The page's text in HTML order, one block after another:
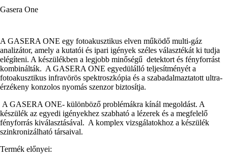
Gasera One
A GASERA ONE egy fotoakusztikus elven működő multi-gáz
analizátor, amely a kutatói és ipari igények széles választékát ki tudja
elégíteni. A készülékben a legjobb minőségű detektort és fényforrást
kombinálták. A GASERA ONE egyedülálló teljesítményét a
fotoakusztikus infravörös spektroszkópia és a szabadalmaztatott ultra-
érzékeny konzolos nyomás szenzor biztosítja.
A GASERA ONE- különböző problémákra kínál megoldást. A
készülék az egyedi igényekhez szabható a lézerek és a megfelelő
fényforrás kiválasztásával. A komplex vizsgálatokhoz a készülék
szinkronizálható társaival.
Termék előnyei: